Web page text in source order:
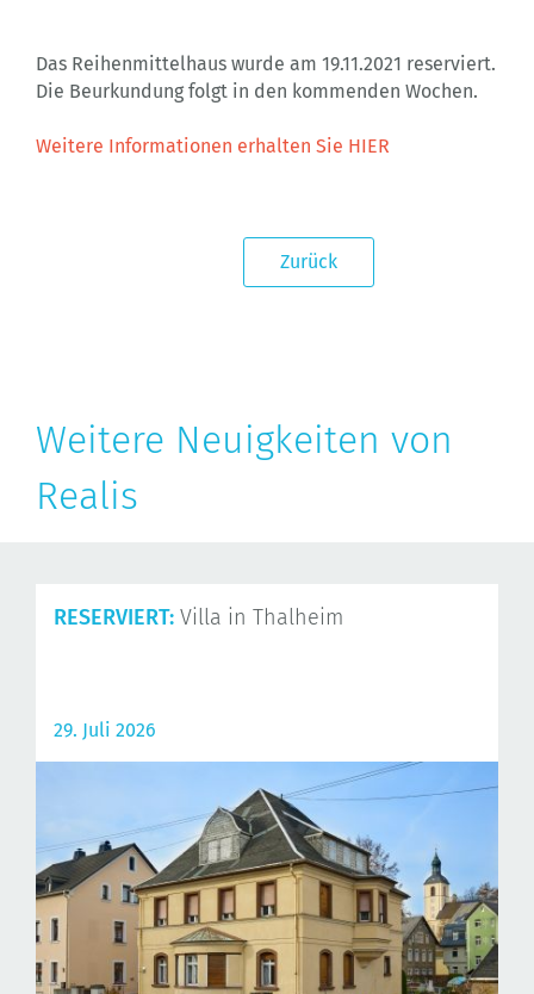
Das Reihenmittelhaus wurde am 19.11.2021 reserviert.
Die Beurkundung folgt in den kommenden Wochen.
Weitere Informationen erhalten Sie HIER
Zurück
Weitere Neuigkeiten von
Realis
RESERVIERT: Villa in Thalheim
29. Juli 2026